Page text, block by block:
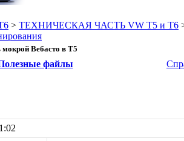
> ТЕХНИЧЕСКАЯ ЧАСТЬ VW T5 и T6
Вебасто в Т5
файлы